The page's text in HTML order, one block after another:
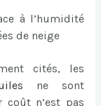
à l’humidité
de neige
cités, les
ne sont
n’est pas